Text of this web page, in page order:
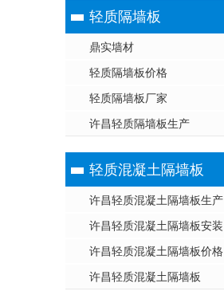
轻质隔墙板
鼎实墙材
轻质隔墙板价格
轻质隔墙板厂家
许昌轻质隔墙板生产
轻质混凝土隔墙板
许昌轻质混凝土隔墙板生产
许昌轻质混凝土隔墙板安装
许昌轻质混凝土隔墙板价格
许昌轻质混凝土隔墙板